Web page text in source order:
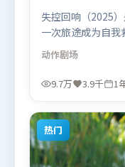
失控回响（2025
一次旅途成为自
彼此呼应。高潮段
扣同时完成。由
美、李政宰、木村
上线，适合喜欢动
动作剧场
9.7万 3.9千 1
热门